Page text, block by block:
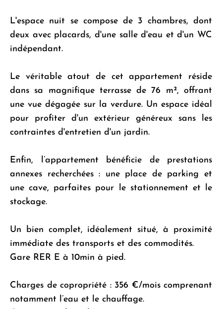
L'espace nuit se compose de 3 chambres, dont
deux avec placards, d'une salle d'eau et d'un WC
indépendant.
Le véritable atout de cet appartement réside
dans sa magnifique terrasse de 76 m², offrant
une vue dégagée sur la verdure. Un espace idéal
pour profiter d'un extérieur généreux sans les
contraintes d'entretien d'un jardin.
Enfin, l’appartement bénéficie de prestations
annexes recherchées : une place de parking et
une cave, parfaites pour le stationnement et le
stockage.
Un bien complet, idéalement situé, à proximité
immédiate des transports et des commodités.
Gare RER E à 10min à pied.
Charges de copropriété : 356 €/mois comprenant
notamment l’eau et le chauffage.